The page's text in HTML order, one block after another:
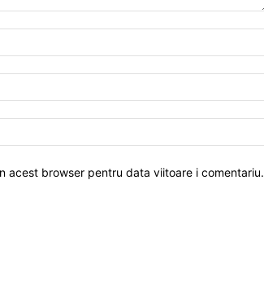
acest browser pentru data viitoare i comentariu.